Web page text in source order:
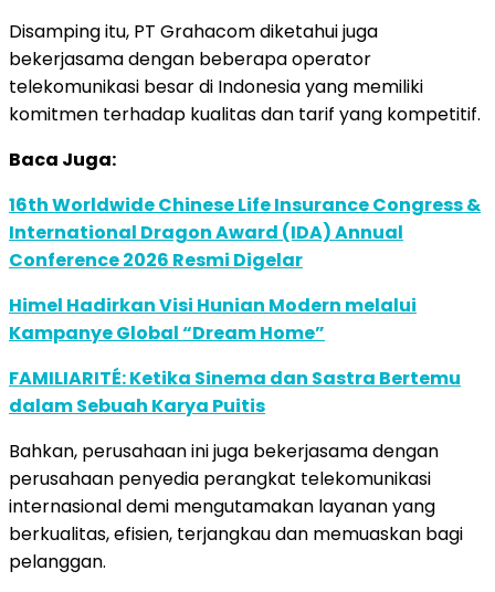
Disamping itu, PT Grahacom diketahui juga
bekerjasama dengan beberapa operator
telekomunikasi besar di Indonesia yang memiliki
komitmen terhadap kualitas dan tarif yang kompetitif.
Baca Juga:
16th Worldwide Chinese Life Insurance Congress &
International Dragon Award (IDA) Annual
Conference 2026 Resmi Digelar
Himel Hadirkan Visi Hunian Modern melalui
Kampanye Global “Dream Home”
FAMILIARITÉ: Ketika Sinema dan Sastra Bertemu
dalam Sebuah Karya Puitis
Bahkan, perusahaan ini juga bekerjasama dengan
perusahaan penyedia perangkat telekomunikasi
internasional demi mengutamakan layanan yang
berkualitas, efisien, terjangkau dan memuaskan bagi
pelanggan.